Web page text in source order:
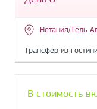
Нетания/Тель
Трансфер из
В стоимость